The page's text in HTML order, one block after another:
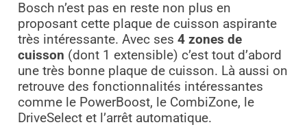
Bosch n’est pas en reste non plus en
proposant cette plaque de cuisson aspirante
très intéressante. Avec ses 4 zones de
cuisson (dont 1 extensible) c’est tout d’abord
une très bonne plaque de cuisson. Là aussi on
retrouve des fonctionnalités intéressantes
comme le PowerBoost, le CombiZone, le
DriveSelect et l’arrêt automatique.